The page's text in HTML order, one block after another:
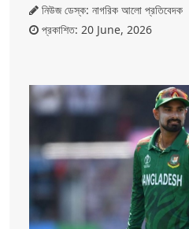
নিউজ ডেস্ক: নাগরিক আলো প্রতিবেদক
প্রকাশিত: 20 June, 2026